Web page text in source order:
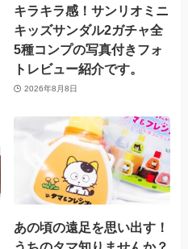
キラキラ感！サンリオミニ
キッズサンダル2ガチャ全
5種コンプの写真付きフォ
トレビュー紹介です。
2026年8月8日
あの頃の遠足を思い出す！